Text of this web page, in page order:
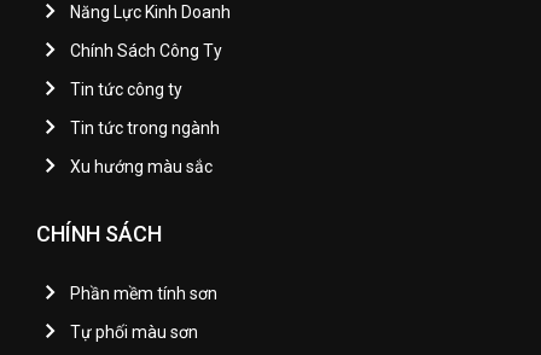
Năng Lực Kinh Doanh
Chính Sách Công Ty
Tin tức công ty
Tin tức trong ngành
Xu hướng màu sắc
CHÍNH SÁCH
Phần mềm tính sơn
Tự phối màu sơn